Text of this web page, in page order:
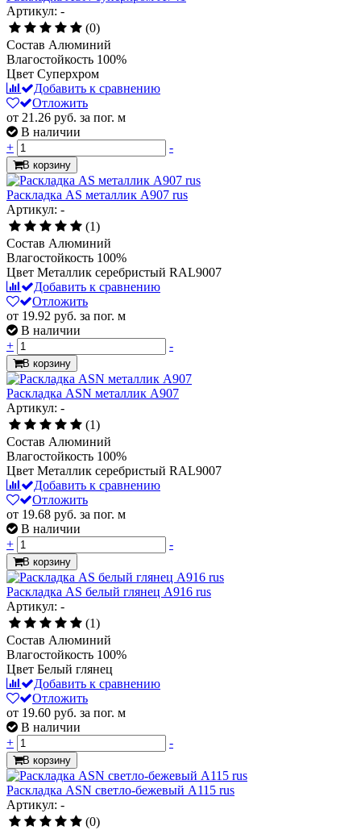
Артикул: -
(0)
Состав Алюминий
Влагостойкость 100%
Цвет Суперхром
Добавить к сравнению
Отложить
от 21.26 руб. за пог. м
В наличии
+
-
В корзину
Раскладка AS металлик А907 rus
Артикул: -
(1)
Состав Алюминий
Влагостойкость 100%
Цвет Металлик серебристый RAL9007
Добавить к сравнению
Отложить
от 19.92 руб. за пог. м
В наличии
+
-
В корзину
Раскладка ASN металлик А907
Артикул: -
(1)
Состав Алюминий
Влагостойкость 100%
Цвет Металлик серебристый RAL9007
Добавить к сравнению
Отложить
от 19.68 руб. за пог. м
В наличии
+
-
В корзину
Раскладка AS белый глянец А916 rus
Артикул: -
(1)
Состав Алюминий
Влагостойкость 100%
Цвет Белый глянец
Добавить к сравнению
Отложить
от 19.60 руб. за пог. м
В наличии
+
-
В корзину
Раскладка ASN светло-бежевый А115 rus
Артикул: -
(0)